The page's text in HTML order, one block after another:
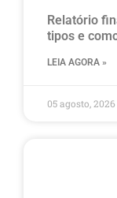
Relatório
tipos e
LEIA AGORA »
05 agosto, 2026